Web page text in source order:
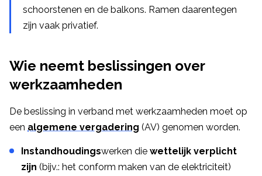
schoorstenen en de balkons. Ramen daarentegen
zijn vaak privatief.
Wie neemt beslissingen over
werkzaamheden
De beslissing in verband met werkzaamheden moet op
een algemene vergadering (AV) genomen worden.
Instandhoudingswerken die wettelijk verplicht
zijn (bijv.: het conform maken van de elektriciteit)